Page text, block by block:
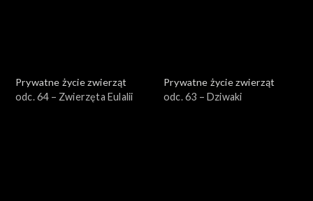
Prywatne życie zwierząt
odc. 64 – Zwierzęta Eulalii
Prywatne życie zwierząt
odc. 63 – Dziwaki